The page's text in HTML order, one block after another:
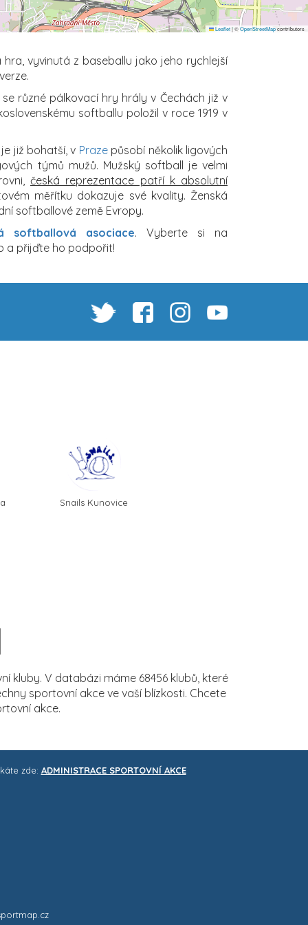
Leaflet|©OpenStreetMapcontributors
vyvinutá z baseballu jako jeho rychlejší
různé pálkovací hry hrály v Čechách již v
softballu položil v roce 1919 v
již bohatší, v Prazepůsobí několik ligových
týmů mužů. Mužský softball je velmi
česká reprezentace patří k absolutní
měřítku dokazuje své kvality. Ženská
softballové země Evropy.
softballová asociace. Vyberte si na
a přijďte ho podpořit!
Snails Kunovice
kluby. V databázi máme 68456 klubů, které
sportovní akce ve vaší blízkosti. Chcete
akce.
zde: ADMINISTRACE SPORTOVNÍ AKCE